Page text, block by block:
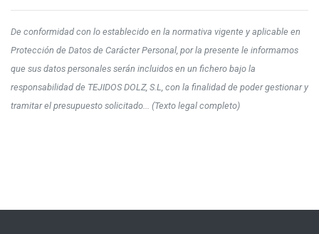
De conformidad con lo establecido en la normativa vigente y aplicable en
Protección de Datos de Carácter Personal, por la presente le informamos
que sus datos personales serán incluidos en un fichero bajo la
responsabilidad de TEJIDOS DOLZ, S.L, con la finalidad de poder gestionar y
tramitar el presupuesto solicitado... (Texto legal completo)